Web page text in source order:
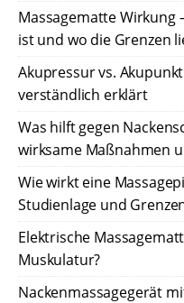
Massagematte Wirkung
ist und wo die Grenzen
Akupressur vs.
verständlich erklärt
Was hilft gegen
wirksame Maßnahmen
Wie wirkt eine
Studienlage und
Elektrische
Muskulatur?
Nackenmassagegerät